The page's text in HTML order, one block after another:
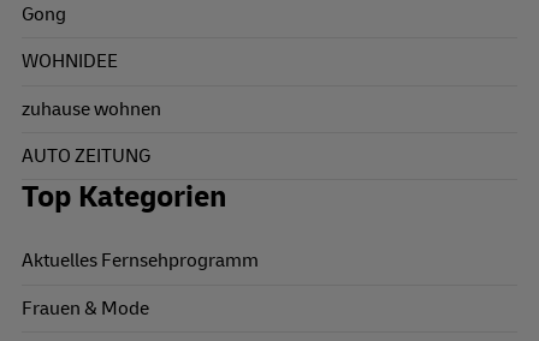
Gong
WOHNIDEE
zuhause wohnen
AUTO ZEITUNG
Top Kategorien
Aktuelles Fernsehprogramm
Frauen & Mode